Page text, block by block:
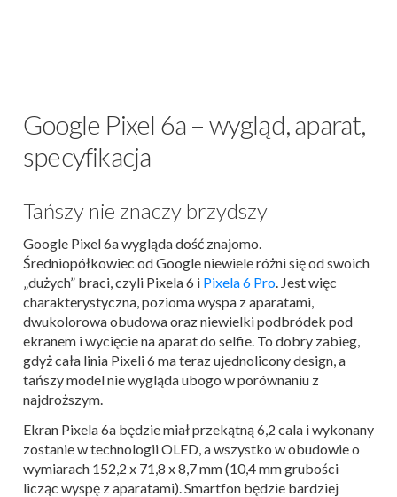
Google Pixel 6a – wygląd, aparat,
specyfikacja
Tańszy nie znaczy brzydszy
Google Pixel 6a wygląda dość znajomo.
Średniopółkowiec od Google niewiele różni się od swoich
„dużych” braci, czyli Pixela 6 i Pixela 6 Pro. Jest więc
charakterystyczna, pozioma wyspa z aparatami,
dwukolorowa obudowa oraz niewielki podbródek pod
ekranem i wycięcie na aparat do selfie. To dobry zabieg,
gdyż cała linia Pixeli 6 ma teraz ujednolicony design, a
tańszy model nie wygląda ubogo w porównaniu z
najdroższym.
Ekran Pixela 6a będzie miał przekątną 6,2 cala i wykonany
zostanie w technologii OLED, a wszystko w obudowie o
wymiarach 152,2 x 71,8 x 8,7 mm (10,4 mm grubości
licząc wyspę z aparatami). Smartfon będzie bardziej